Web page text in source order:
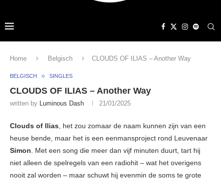
Home Belgisch CLOUDS OF ILIAS – Another Way
BELGISCH SINGLES
CLOUDS OF ILIAS – Another Way
written by Luminous Dash 21/01/2025
Clouds of Ilias, het zou zomaar de naam kunnen zijn van een
heuse bende, maar het is een eenmansproject rond Leuvenaar
Simon. Met een song die meer dan vijf minuten duurt, tart hij
niet alleen de spelregels van een radiohit – wat het overigens
nooit zal worden – maar schuwt hij evenmin de soms te grote